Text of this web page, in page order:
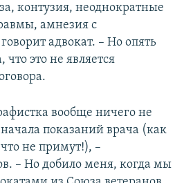
контузия, неоднократные
амнезия с
адвокат. – Но опять
что это не является
вообще ничего не
показаний врача (как
не примут!), –
– Но добило меня, когда мы